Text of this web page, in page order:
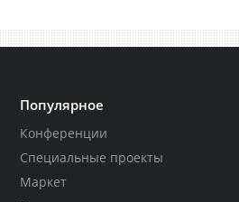
Популярное
Конференции
Специальные проекты
Маркет